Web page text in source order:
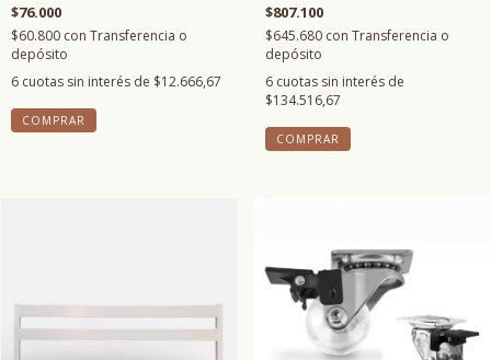
$76.000
$60.800 con Transferencia o
depósito
6 cuotas sin interés de $12.666,67
COMPRAR
$807.100
$645.680 con Transferencia o
depósito
6 cuotas sin interés de
$134.516,67